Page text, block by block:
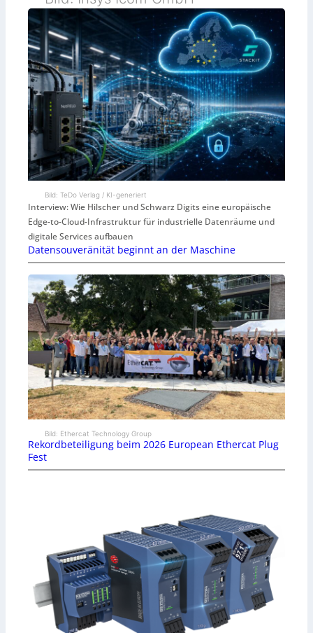
Bild: TeDo Verlag / KI-generiert
Interview: Wie Hilscher und Schwarz Digits eine europäische
Edge-to-Cloud-Infrastruktur für industrielle Datenräume und
digitale Services aufbauen
Datensouveränität beginnt an der Maschine
Bild: Ethercat Technology Group
Rekordbeteiligung beim 2026 European Ethercat Plug
Fest